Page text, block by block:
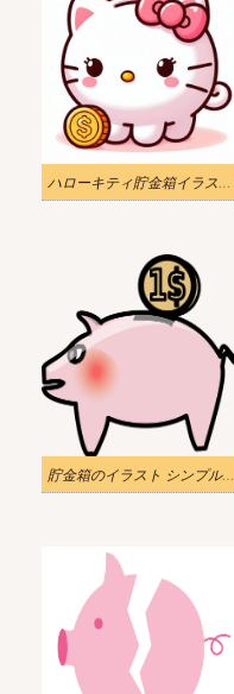
ハローキティ貯金箱イラストダウンロード
貯金箱のイラスト シンプル PNG